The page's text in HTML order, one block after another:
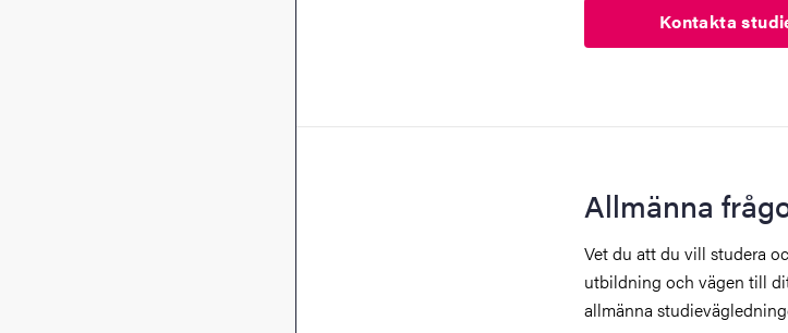
Kontakta
Allmänna
Vet du att du vill studera
utbildning och vägen till
allmänna